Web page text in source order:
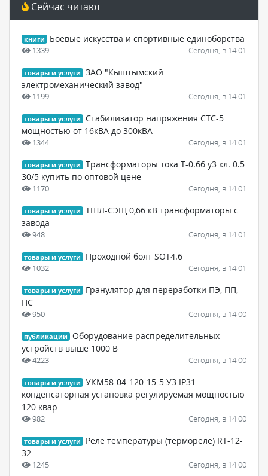
Сейчас читают
книги Боевые искусства и спортивные единоборства
1339 Сегодня, в 14:01
товары и услуги
ЗАО "Кыштымский
электромеханический завод"
1199 Сегодня, в 14:01
товары и услуги
Стабилизатор напряжения СТС-5
мощностью от 16кВА до 300кВА
1344 Сегодня, в 14:01
товары и услуги
Трансформаторы тока Т-0.66 у3 кл. 0.5
30/5 купить по оптовой цене
1170 Сегодня, в 14:01
товары и услуги
ТШЛ-СЭЩ 0,66 кВ трансформаторы с
завода
948 Сегодня, в 14:01
товары и услуги Проходной болт SOT4.6
1032 Сегодня, в 14:01
товары и услуги
Гранулятор для переработки ПЭ, ПП,
ПС
950 Сегодня, в 14:00
публикации
Оборудование распределительных
устройств выше 1000 В
4223 Сегодня, в 14:00
товары и услуги
УКМ58-04-120-15-5 У3 IP31
конденсаторная установка регулируемая мощностью
120 квар
982 Сегодня, в 14:00
товары и услуги
Реле температуры (термореле) RT-12-
32
1245 Сегодня, в 14:00